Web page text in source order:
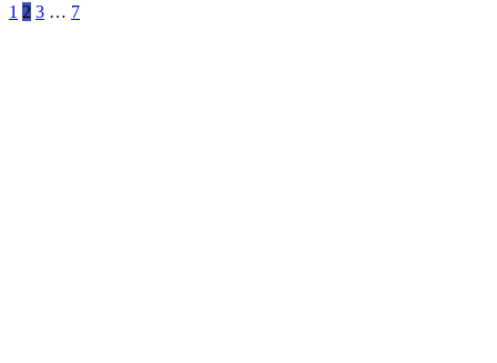
1 2 3 … 7